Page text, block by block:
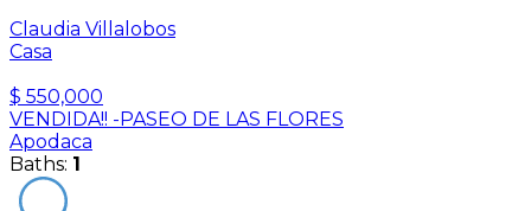
Claudia Villalobos
Casa
$ 550,000
VENDIDA!! -PASEO DE LAS FLORES
Apodaca
Baths: 1